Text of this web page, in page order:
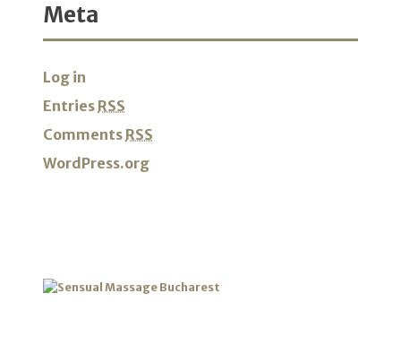
Meta
Log in
Entries RSS
Comments RSS
WordPress.org